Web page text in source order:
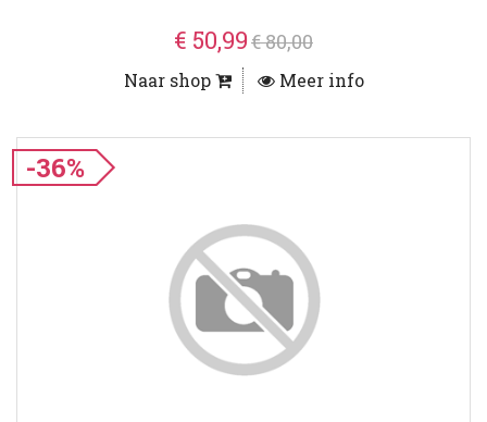
€ 50,99€ 80,00
Naar shop Meer info
-36%